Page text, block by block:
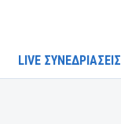
LIVE ΣΥΝΕΔΡΙΑΣΕΙΣ